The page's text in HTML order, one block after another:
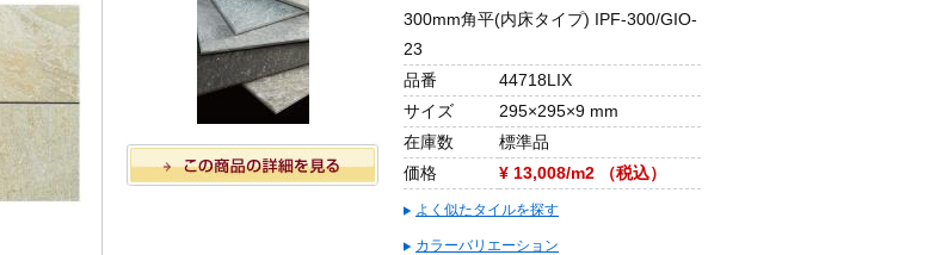
300mm角平(内床タイプ) IPF-300/GIO-
23
品番
44718LIX
サイズ
295×295×9 mm
在庫数
標準品
価格
¥ 13,008/m2 （税込）
よく似たタイルを探す
カラーバリエーション